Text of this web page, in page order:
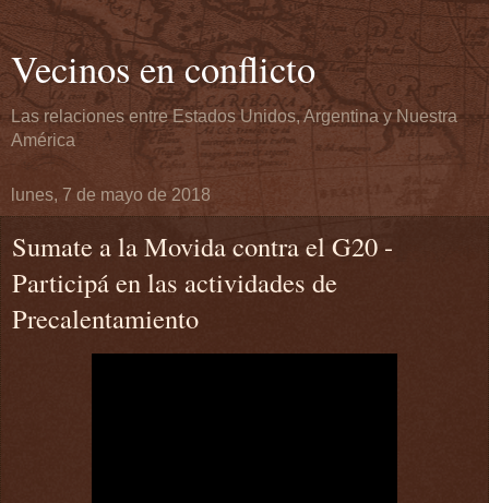
Vecinos en conflicto
Las relaciones entre Estados Unidos, Argentina y Nuestra
América
lunes, 7 de mayo de 2018
Sumate a la Movida contra el G20 -
Participá en las actividades de
Precalentamiento